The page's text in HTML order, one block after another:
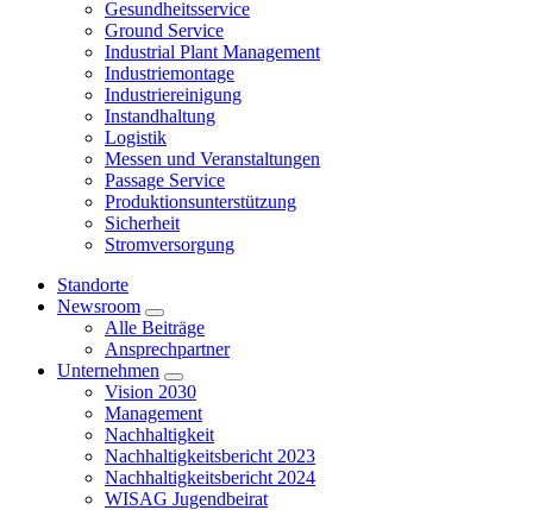
Gesundheitsservice
Ground Service
Industrial Plant Management
Industriemontage
Industriereinigung
Instandhaltung
Logistik
Messen und Veranstaltungen
Passage Service
Produktionsunterstützung
Sicherheit
Stromversorgung
Standorte
Newsroom
Alle Beiträge
Ansprechpartner
Unternehmen
Vision 2030
Management
Nachhaltigkeit
Nachhaltigkeitsbericht 2023
Nachhaltigkeitsbericht 2024
WISAG Jugendbeirat